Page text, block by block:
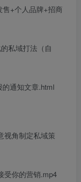
售+个人品牌+招商
私域打法（自
通知文章.html
视角制定私域策
受你的营销.mp4